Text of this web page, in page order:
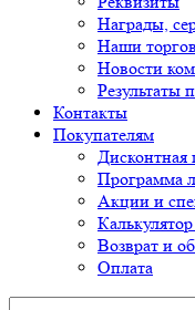
Награды,
Наши
Новости
Результаты
Контакты
Покупателям
Дисконтная
Программа
Акции и
Возврат и
Оплата